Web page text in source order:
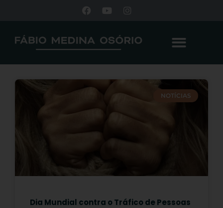
NOTÍCIAS
Dia Mundial contra o Tráfico de Pessoas